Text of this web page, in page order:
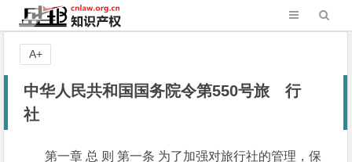
中华人民共和国国务院令第550号旅 行
社
第一章 总 则 第一条 为了加强对旅行社的管理，保
A+